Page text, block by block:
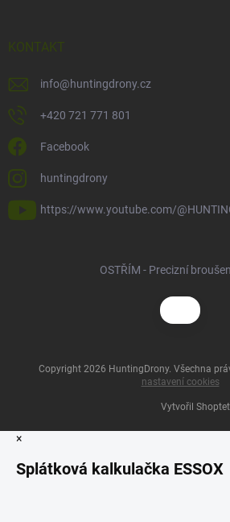
KONTAKT
info@huntingdrony.cz
+420 721 771 801
Facebook
huntingdrony
https://www.youtube.com/
OSTŘÍM - Precizní
Vytvořil Shoptet
Copyright 2026 HuntingDrony. Všechna
nastavení cookies
×
Splátková kalkulačka ESSOX